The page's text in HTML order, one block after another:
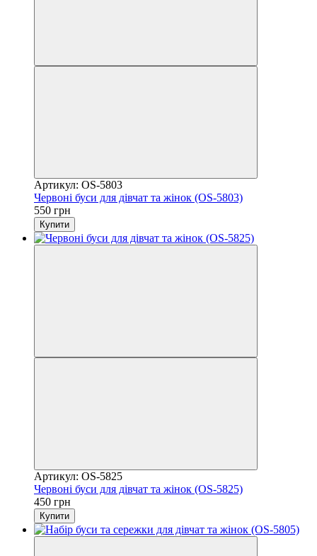
Артикул: OS-5803
Червоні буси для дівчат та жінок (OS-5803)
550 грн
Купити
Артикул: OS-5825
Червоні буси для дівчат та жінок (OS-5825)
450 грн
Купити